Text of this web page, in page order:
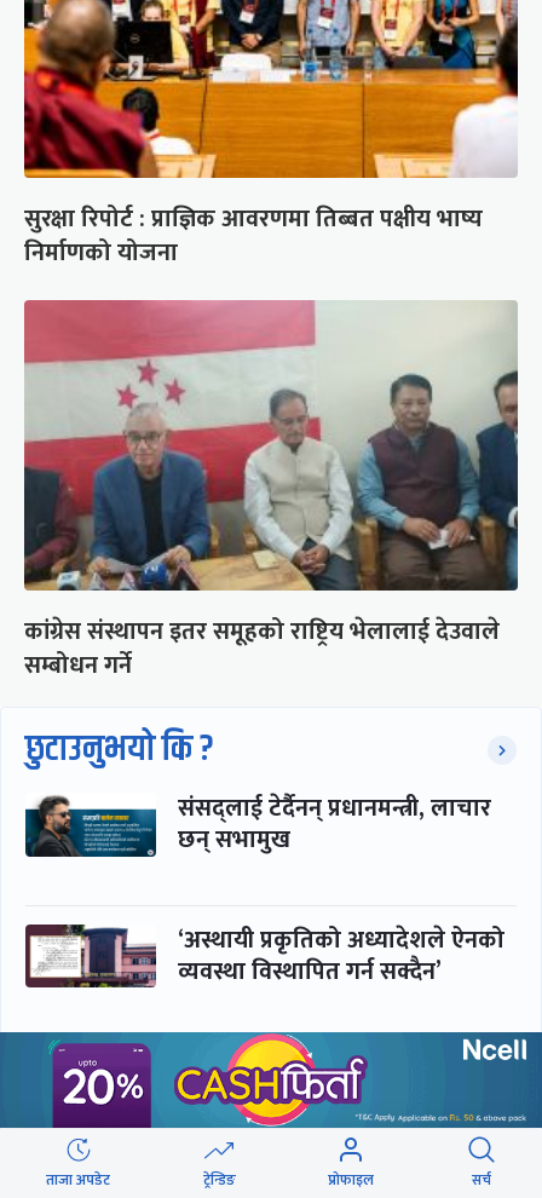
सुरक्षा रिपोर्ट : प्राज्ञिक आवरणमा तिब्बत पक्षीय भाष्य
निर्माणको योजना
कांग्रेस संस्थापन इतर समूहको राष्ट्रिय भेलालाई देउवाले
सम्बोधन गर्ने
छुटाउनुभयो कि ?
संसद्लाई टेर्दैनन् प्रधानमन्त्री, लाचार
छन् सभामुख
‘अस्थायी प्रकृतिको अध्यादेशले ऐनको
व्यवस्था विस्थापित गर्न सक्दैन’
सरकार-प्रसाईं लुकामारी : छिनमै
पक्राउ, तुरुन्तै रिहा
ताजा अपडेट ट्रेन्डिङ प्रोफाइल सर्च